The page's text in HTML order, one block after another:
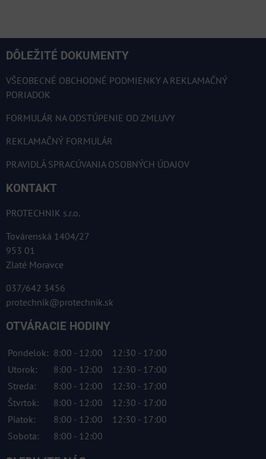
DÔLEŽITÉ DOKUMENTY
VŠEOBECNÉ OBCHODNÉ PODMIENKY A REKLAMAČNÝ
PORIADOK
FORMULÁR NA ODSTÚPENIE OD ZMLUVY
REKLAMAČNÝ FORMULÁR
PRAVIDLÁ SPRACÚVANIA OSOBNÝCH ÚDAJOV
KONTAKT
PROTECHNIK s.r.o.
Továrenská 1404/27
953 01
Zlaté Moravce
037/642 3456
protechnik@protechnik.sk
OTVÁRACIE HODINY
Pondelok: 8:00 - 12:00
12:30 - 17:00
Utorok:
8:00 - 12:00
12:30 - 17:00
Streda:
8:00 - 12:00
12:30 - 17:00
Štvrtok:
8:00 - 12:00
12:30 - 17:00
Piatok:
8:00 - 12:00
12:30 - 17:00
Sobota:
8:00 - 12:00